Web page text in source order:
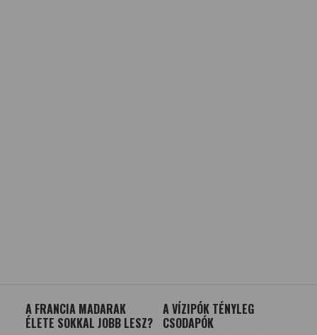
A FRANCIA MADARAK
ÉLETE SOKKAL JOBB LESZ?
A VÍZIPÓK TÉNYLEG
CSODAPÓK